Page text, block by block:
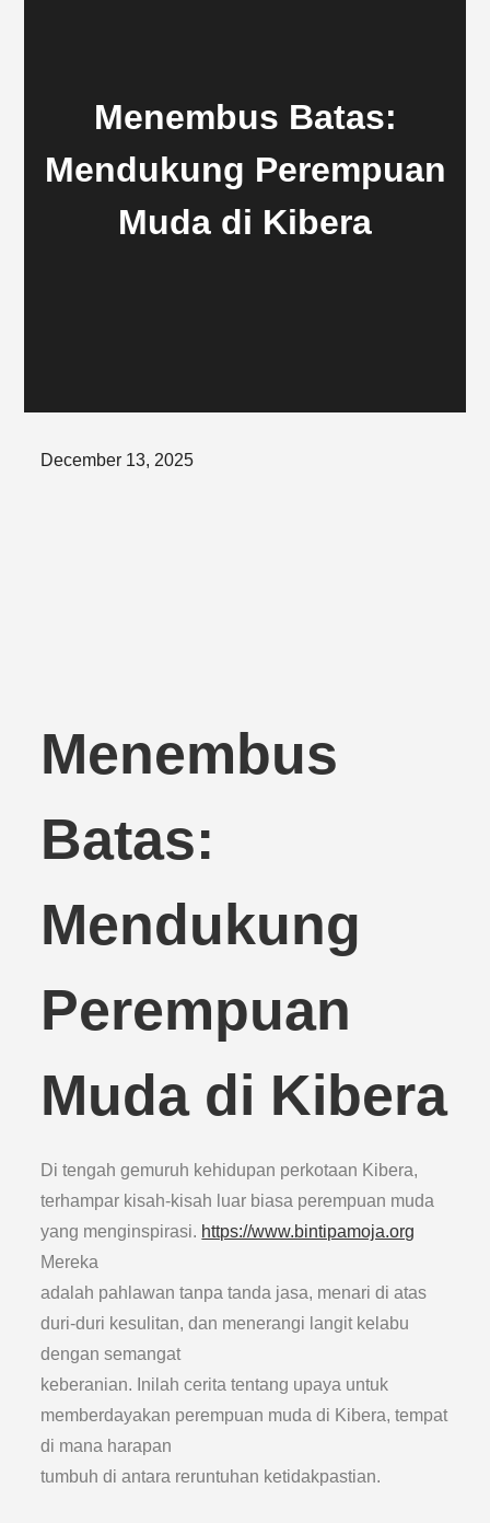
Menembus Batas:
Mendukung Perempuan
Muda di Kibera
Posted
December 13, 2025
Menembus
Batas:
Mendukung
Perempuan
Muda di Kibera
Di tengah gemuruh kehidupan perkotaan Kibera,
terhampar kisah-kisah luar biasa perempuan muda
yang menginspirasi. https://www.bintipamoja.org
Mereka
adalah pahlawan tanpa tanda jasa, menari di atas
duri-duri kesulitan, dan menerangi langit kelabu
dengan semangat
keberanian. Inilah cerita tentang upaya untuk
memberdayakan perempuan muda di Kibera, tempat
di mana harapan
tumbuh di antara reruntuhan ketidakpastian.